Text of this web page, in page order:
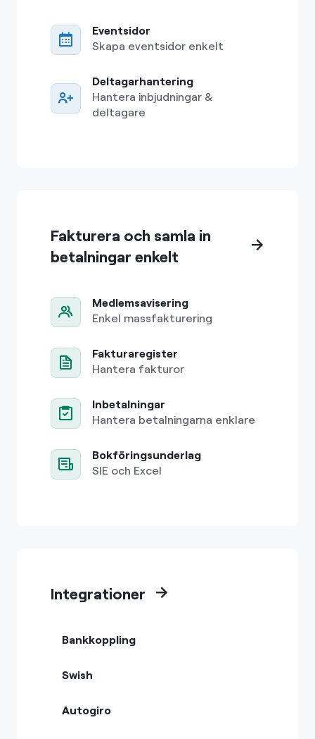
Eventsidor
Skapa eventsidor enkelt
Deltagarhantering
Hantera inbjudningar &
deltagare
Fakturera och samla in
betalningar enkelt
Medlemsavisering
Enkel massfakturering
Fakturaregister
Hantera fakturor
Inbetalningar
Hantera betalningarna enklare
Bokföringsunderlag
SIE och Excel
Integrationer
Bankkoppling
Swish
Autogiro